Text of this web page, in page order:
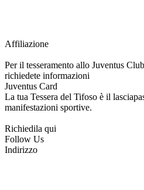
Affiliazione
Per il tesseramento allo Juventus
richiedete informazioni
Juventus Card
La tua Tessera del Tifoso è il
manifestazioni sportive.
Richiedila qui
Follow Us
Indirizzo